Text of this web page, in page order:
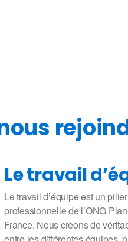
Le travail
Le travail d’équipe est un
professionnelle de l’ONG
France. Nous créons de